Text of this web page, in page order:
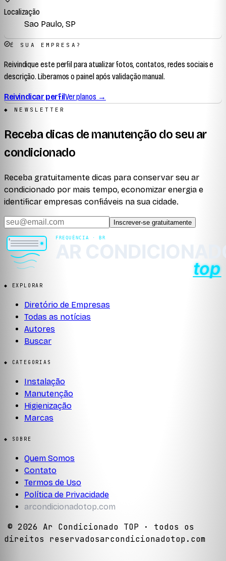
Localização
Sao Paulo, SP
É SUA EMPRESA?
Reivindique este perfil para atualizar fotos, contatos, redes sociais e
descrição. Liberamos o painel após validação manual.
Reivindicar perfilVer planos →
◆ NEWSLETTER
Receba dicas de manutenção do seu ar
condicionado
Receba gratuitamente dicas para conservar seu ar
condicionado por mais tempo, economizar energia e
identificar empresas confiáveis na sua cidade.
Inscrever-se gratuitamente
◆ EXPLORAR
Diretório de Empresas
Todas as notícias
Autores
Buscar
◆ CATEGORIAS
Instalação
Manutenção
Higienização
Marcas
◆ SOBRE
Quem Somos
Contato
Termos de Uso
Política de Privacidade
arcondicionadotop.com
© 2026 Ar Condicionado TOP · todos os
direitos reservadosarcondicionadotop.com